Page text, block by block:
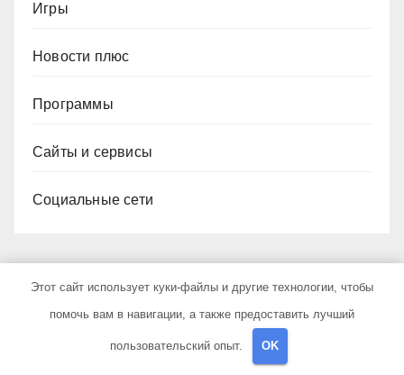
Игры
Новости плюс
Программы
Сайты и сервисы
Социальные сети
YOU MISSED
Этот сайт использует куки-файлы и другие технологии, чтобы
помочь вам в навигации, а также предоставить лучший
пользовательский опыт. OK